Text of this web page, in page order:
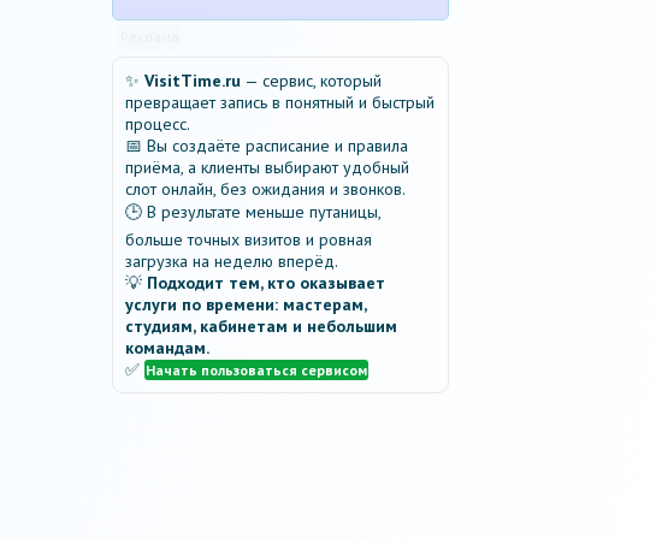
✨ VisitTime.ru — сервис, который
превращает запись в понятный и быстрый
процесс.
📅 Вы создаёте расписание и правила
приёма, а клиенты выбирают удобный
слот онлайн, без ожидания и звонков.
🕒 В результате меньше путаницы,
больше точных визитов и ровная
загрузка на неделю вперёд.
💡 Подходит тем, кто оказывает
услуги по времени: мастерам,
студиям, кабинетам и небольшим
командам.
✅ Начать пользоваться сервисом